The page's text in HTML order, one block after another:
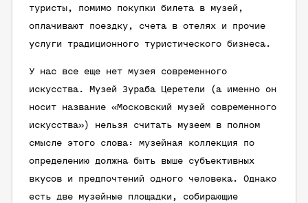
туристы, помимо покупки билета в музей,
оплачивают поездку, счета в отелях и прочие
услуги традиционного туристического бизнеса.
У нас все еще нет музея современного
искусства. Музей Зураба Церетели (а именно он
носит название «Московский музей современного
искусства») нельзя считать музеем в полном
смысле этого слова: музейная коллекция по
определению должна быть выше субъективных
вкусов и предпочтений одного человека. Однако
есть две музейные площадки, собирающие